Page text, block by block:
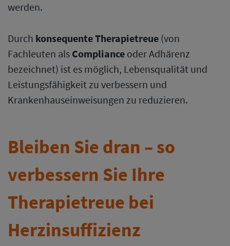
werden.
Durch konsequente Therapietreue (von
Fachleuten als Compliance oder Adhärenz
bezeichnet) ist es möglich, Lebensqualität und
Leistungsfähigkeit zu verbessern und
Krankenhauseinweisungen zu reduzieren.
Bleiben Sie dran – so
verbessern Sie Ihre
Therapietreue bei
Herzinsuffizienz